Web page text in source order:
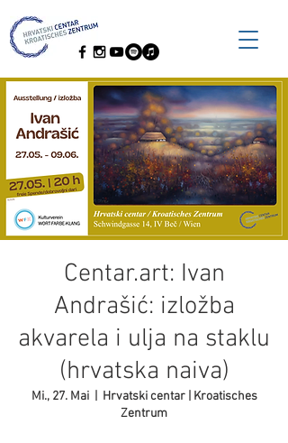
Centar.art: Ivan
Andrašić: izložba
akvarela i ulja na staklu
(hrvatska naiva)
Mi., 27. Mai
  |
Hrvatski centar | Kroatisches
Zentrum